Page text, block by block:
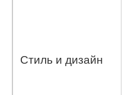
Стиль и дизайн